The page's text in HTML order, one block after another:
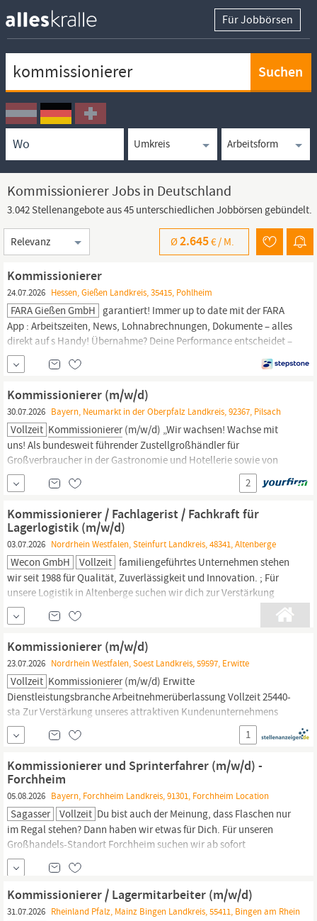
Für Jobbörsen
Ortssuche
Umkreissuche
Arbeitsform
Kommissionierer Jobs in Deutschland
3.042 Stellenangebote aus 45 unterschiedlichen Jobbörsen gebündelt.
Sortierung
Ø2.645€ / M.
Kommissionierer
24.07.2026 Hessen, Gießen Landkreis, 35415, Pohlheim
FARA Gießen GmbH garantiert! Immer up to date mit der FARA
App : Arbeitszeiten, News, Lohnabrechnungen, Dokumente – alles
direkt auf s Handy! Übernahme? Deine Performance entscheidet –
liefere ab und mach‘s fest! Klingt gut? Finden wir auch! In Deinem
Job als
Kommissionierer
m/w/d in Vollzeit bei unserem Kunden in
Pohlheim gibt s noch weitere Highlights –
Kommissionierer (m/w/d)
30.07.2026 Bayern, Neumarkt in der Oberpfalz Landkreis, 92367, Pilsach
Vollzeit Kommissionierer(m/w/d) „Wir wachsen! Wachse mit
uns! Als bundesweit führender Zustellgroßhändler für
Großverbraucher in der Gastronomie und Hotellerie sowie von
Krankenhäusern, Senioreneinrichtungen und Betriebskantinen
entwickeln wir uns stetig weiter. Daher entsteht in Pilsach aktuell
unsere neue Niederlassung.
2
Kommissionierer / Fachlagerist / Fachkraft für
Lagerlogistik (m/w/d)
03.07.2026 Nordrhein Westfalen, Steinfurt Landkreis, 48341, Altenberge
Wecon GmbH Vollzeit familiengeführtes Unternehmen stehen
wir seit 1988 für Qualität, Zuverlässigkeit und Innovation. ; Für
unsere Logistik in Altenberge suchen wir dich zur Verstärkung
unseres Teams zum nächst-möglichen Zeitpunkt als
Kommissionierer Fachkraft für Lagerlogistik (m/w/d) Vollzeit am
Standort Altenberge, Nordrhein-Westfalen Kennziffer:
Kommissionierer (m/w/d)
23.07.2026 Nordrhein Westfalen, Soest Landkreis, 59597, Erwitte
Vollzeit Kommissionierer(m/w/d) Erwitte
Dienstleistungsbranche Arbeitnehmerüberlassung Vollzeit 25440-
sta Zur Verstärkung unseres attraktiven Kundenunternehmens
aus der Industrie mit Sitz in Erwitte suchen wir ab sofort einen
Kommissionierer (m/w/d). Was wir Ihnen bieten Attraktive
1
Kommissionierer und Sprinterfahrer (m/w/d) -
Forchheim
05.08.2026 Bayern, Forchheim Landkreis, 91301, Forchheim Location
Sagasser Vollzeit Du bist auch der Meinung, dass Flaschen nur
im Regal stehen? Dann haben wir etwas für Dich. Für unseren
Großhandels-Standort Forchheim suchen wir ab sofort
Kommissionierer
wir Dir: Ein herzliches Team, das nur darauf wartet, Dich
aufzunehmen Einen unbefristeten Arbeitsplatz in einer
Kommissionierer / Lagermitarbeiter (m/w/d)
31.07.2026 Rheinland Pfalz, Mainz Bingen Landkreis, 55411, Bingen am Rhein